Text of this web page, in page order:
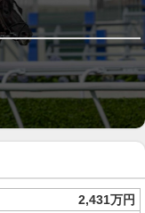
2,431万円